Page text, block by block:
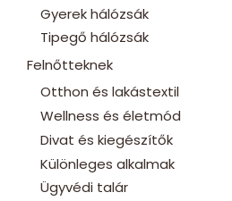
Gyerek hálózsák
Tipegő hálózsák
Felnőtteknek
Otthon és lakástextil
Wellness és életmód
Divat és kiegészítők
Különleges alkalmak
Ügyvédi talár